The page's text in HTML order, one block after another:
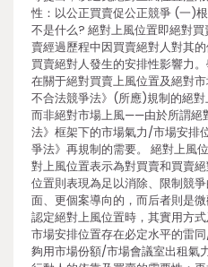
性：以公正買賣促公正競爭 (一)
不是什么? 絕對上風位置即絕對
賣經過歷程中因買賣絕對人對其
買賣絕對人發生的安排性影響力
在關于絕對買賣上風位置及絕對
不合法競爭法》(所應)規制的絕對
而非絕對市場上風——由於所謂絕
法》框架下的市場氣力/市場安排
爭法》再規制的需要。 絕對上風
對上風位置表示為對買賣和買賣
位置則表現為足以消除、限制競
面、更個案導向的，而后者則是
認定絕對上風位置時，其實用方
市場安排位置存在必定水平的雷
夠用市場份額/市場會議室出租氣